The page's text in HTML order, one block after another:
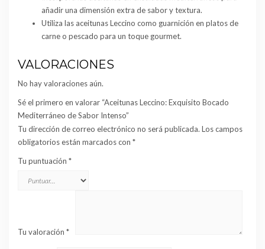
añadir una dimensión extra de sabor y textura.
Utiliza las aceitunas Leccino como guarnición en platos de
carne o pescado para un toque gourmet.
VALORACIONES
No hay valoraciones aún.
Sé el primero en valorar “Aceitunas Leccino: Exquisito Bocado
Mediterráneo de Sabor Intenso”
Tu dirección de correo electrónico no será publicada. Los campos
obligatorios están marcados con *
Tu puntuación *
Tu valoración *